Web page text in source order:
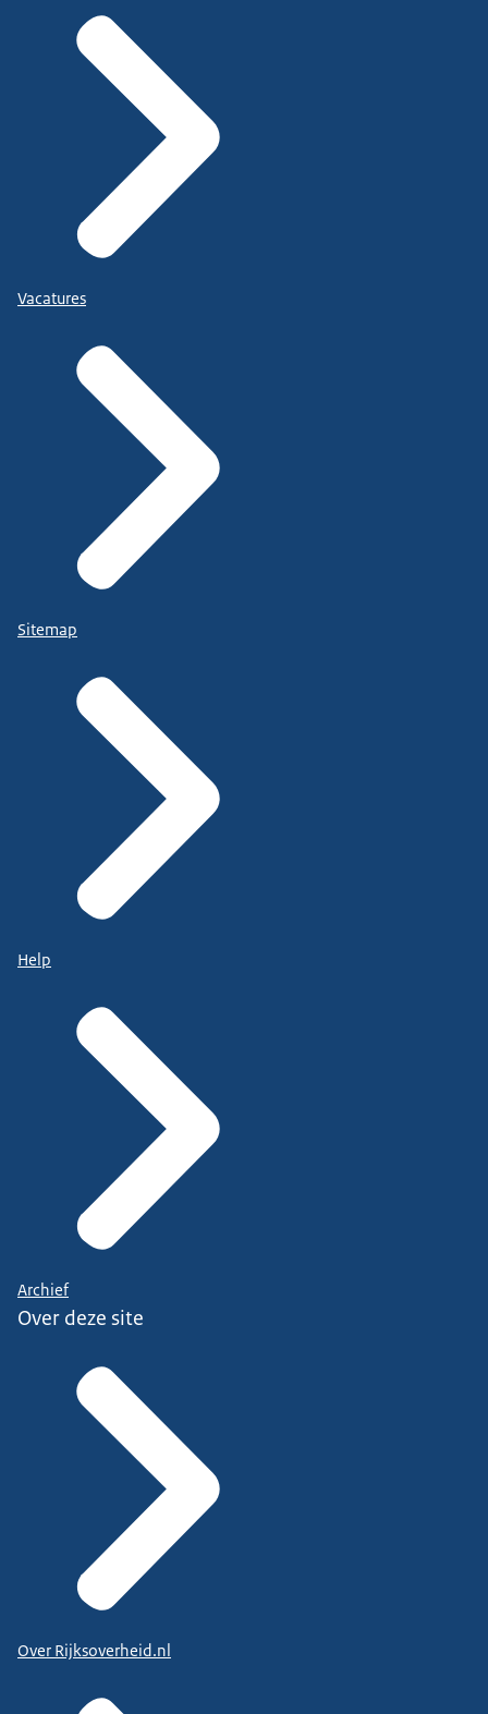
Vacatures
Sitemap
Help
Archief
Over deze site
Over Rijksoverheid.nl